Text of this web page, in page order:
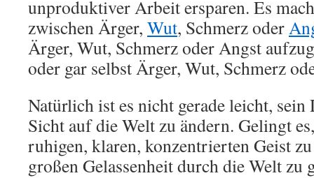
unproduktiver Arbeit ersparen. Es
zwischen Ärger, Wut, Schmerz oder
Ärger, Wut, Schmerz oder Angst
oder gar selbst Ärger, Wut, Schmerz
Natürlich ist es nicht gerade leicht, sein
Sicht auf die Welt zu ändern. Gelingt
ruhigen, klaren, konzentrierten Geist
großen Gelassenheit durch die Welt zu